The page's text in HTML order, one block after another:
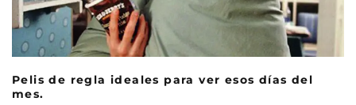
Pelis de regla ideales para ver esos días del
mes.